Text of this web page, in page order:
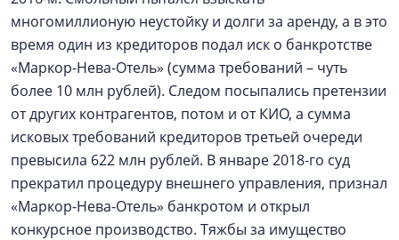
многомиллионую неустойку и долги за аренду, а в это
время один из кредиторов подал иск о банкротстве
«Маркор-Нева-Отель» (сумма требований – чуть
более 10 млн рублей). Следом посыпались претензии
от других контрагентов, потом и от КИО, а сумма
исковых требований кредиторов третьей очереди
превысила 622 млн рублей. В январе 2018-го суд
прекратил процедуру внешнего управления, признал
«Маркор-Нева-Отель» банкротом и открыл
конкурсное производство. Тяжбы за имущество